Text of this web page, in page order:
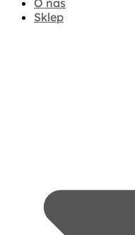
O nas
Sklep